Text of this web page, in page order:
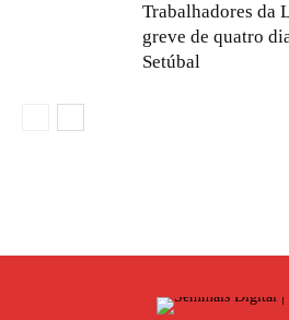
Trabalhadores da
greve de quatro
Setúbal